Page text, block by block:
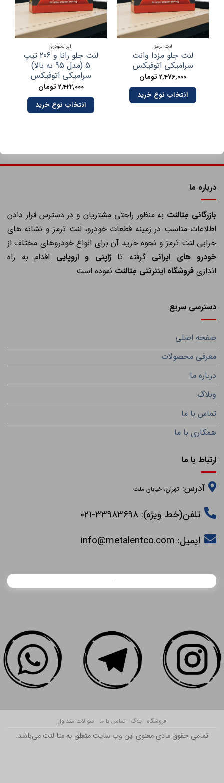
لنت ترمز
لنت جلو مزدا وانت
سرامیکی اتوفیکس
2,476,000تومان
انتخاب نوع خرید
ایرانخودرو
لنت جلو رانا و 206 تیپ
5 (مدل 95 به بالا)
سرامیکی اتوفیکس
2,422,000تومان
انتخاب نوع خرید
درباره ما
بازرگانی مِتالنتبه منظور راحتی مشتریان و در دسترس قرار دادن
اطلاعات مناسب در زمینه قطعات خودرو، لنت ترمز و نشانه های
خرابی لنت ترمز و نحوه خرید آن برای انواع خودروهای مختلف از
خودرو های ایرانیگرفته تاژاپنی و اروپاییاقدام به راه
اندازیفروشگاه اینترنتی مِتالنتنموده است
دسترسی سریع
صفحه اصلی
معرفی محصولات
درباره ما
وبلاگ
تماس با ما
همکاری با ما
ارتباط با ما
آدرس:تهران، خیابان ملت
تلفن(خط ویژه): 33983698-021
ایمیل:info@metalentco.com
فروشگاه بلاگ تماس با ما سوالات متداول
تمامی حقوق مادی معنوی این وب سایت متعلق به متا لنت می‌باشد.